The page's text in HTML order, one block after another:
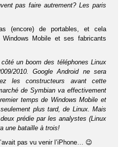
pas faire autrement? Les paris
(encore) de portables, et cela
Mobile et ses fabricants
un boom des téléphones Linux
2010. Google Android ne sera
les constructeurs avant cette
de Symbian va effectivement
temps de Windows Mobile et
plus tard, de Linux. Mais
prédie par les analystes (Linux
une bataille à trois!
pas vu venir l’iPhone… 😉